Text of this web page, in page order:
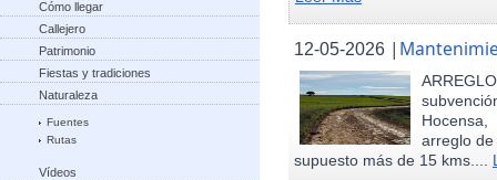
Cómo llegar
Callejero
Patrimonio
Fiestas y tradiciones
Naturaleza
Fuentes
Rutas
Vídeos
12-05-2026 |
arreglo
supuesto más de 15 kms....